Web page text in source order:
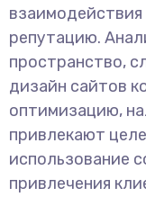
репутацию.
пространство,
дизайн сайтов
оптимизацию,
привлекают
использование
привлечения